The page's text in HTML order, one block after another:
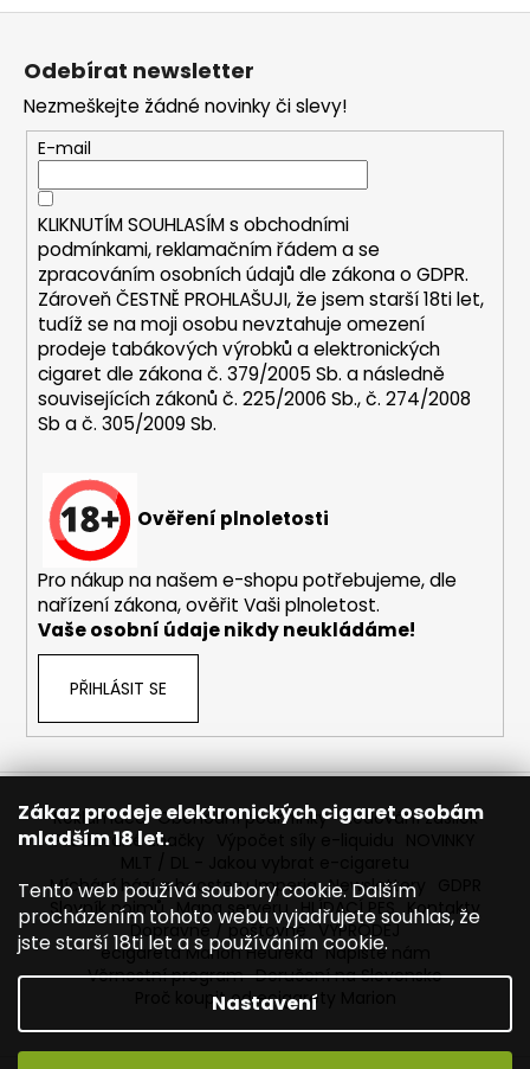
Zákaz prodeje elektronických cigaret osobám
mladším 18 let.
Tento web používá soubory cookie. Dalším
procházením tohoto webu vyjadřujete souhlas, že
jste starší 18ti let a s používáním cookie.
Nastavení
a
c
í
p
r
v
k
y
v
ý
p
i
Odebírat newsletter
Nezmeškejte žádné novinky či slevy!
E-mail
KLIKNUTÍM SOUHLASÍM s obchodními
podmínkami,reklamačním řádem a se
zpracováním osobních údajů dle zákona oGDPR.
Zároveň ČESTNĚ PROHLAŠUJI, že jsem starší 18ti let,
tudíž se na moji osobu nevztahuje omezení
prodeje tabákových výrobků a elektronických
cigaret dle zákona č. 379/2005 Sb. a následně
souvisejících zákonů č. 225/2006 Sb., č. 274/2008
Sb a č. 305/2009 Sb.
Ověření plnoletosti
Pro nákup na našem e-shopu potřebujeme, dle
nařízení zákona, ověřit Vaši plnoletost.
Vaše osobní údaje nikdy neukládáme!
PŘIHLÁSIT SE
Reklamace Obchodní podmínky Sledování zásilek
Prodávané značky
Míchání bází a boosteru Imperia Newslettery
Slovník pojmů Mapa serveru HLÍDACÍ PES Kontakty
Dopravné / poštovné VÝPRODEJ
ecigareta Marion Heureka Napište nám
Věrnostní program Doručení na Slovensko
Proč koupit od ecigarety Marion